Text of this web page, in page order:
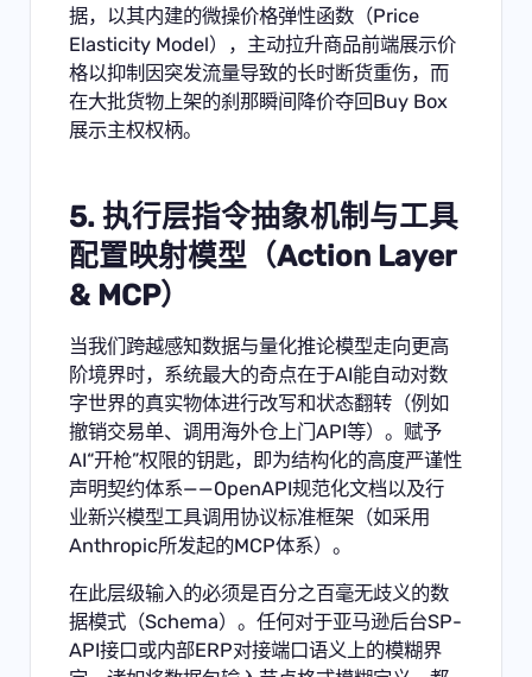
据，以其内建的微操价格弹性函数（Price
Elasticity Model），主动拉升商品前端展示价
格以抑制因突发流量导致的长时断货重伤，而
在大批货物上架的刹那瞬间降价夺回Buy Box
展示主权权柄。
5. 执行层指令抽象机制与工具
配置映射模型（Action Layer
& MCP）
当我们跨越感知数据与量化推论模型走向更高
阶境界时，系统最大的奇点在于AI能自动对数
字世界的真实物体进行改写和状态翻转（例如
撤销交易单、调用海外仓上门API等）。赋予
AI“开枪”权限的钥匙，即为结构化的高度严谨性
声明契约体系——OpenAPI规范化文档以及行
业新兴模型工具调用协议标准框架（如采用
Anthropic所发起的MCP体系）。
在此层级输入的必须是百分之百毫无歧义的数
据模式（Schema）。任何对于亚马逊后台SP-
API接口或内部ERP对接端口语义上的模糊界